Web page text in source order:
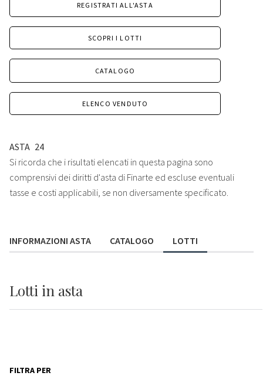
REGISTRATI ALL'ASTA
SCOPRI I LOTTI
CATALOGO
ELENCO VENDUTO
ASTA 24
Si ricorda che i risultati elencati in questa pagina sono
comprensivi dei diritti d'asta di Finarte ed escluse eventuali
tasse e costi applicabili, se non diversamente specificato.
INFORMAZIONI ASTA CATALOGO LOTTI
Lotti in asta
FILTRA PER